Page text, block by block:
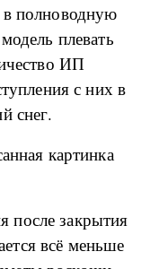
полноводную
плевать
ИП
с них в
снег.
картинка
после закрытия
всё меньше